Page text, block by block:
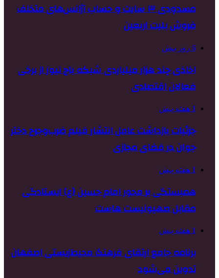
مسدودی ۳ سایت و حساب آژانس‌های متخلف
فروش بلیت اربعین
6 روز پیش
اخاذی چند هزار میلیاردی شبکه باج نیوز از برخی
فعالان اقتصادی
1 هفته پیش
جزئیات بازداشت عامل انتشار فیلم ضرب‌وجرح دختر
جوان در فضای مجازی
1 هفته پیش
همبستگی بر محور امام حسین (ع) ایستادگی
مقابل صهیونیست هاست
1 هفته پیش
برنامه جامع ارتقای فرهنگ محیط‌زیستی اصفهان
تدوین می‌شود